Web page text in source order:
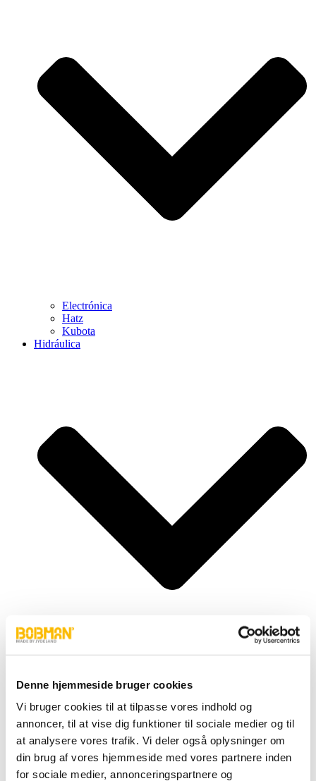
Denne hjemmeside bruger cookies
Vi bruger cookies til at tilpasse vores indhold og
annoncer, til at vise dig funktioner til sociale medier og til
at analysere vores trafik. Vi deler også oplysninger om
din brug af vores hjemmeside med vores partnere inden
for sociale medier, annonceringspartnere og
Electrónica
Hatz
Kubota
Hidráulica
Accesorios
Motor
Bomberos
Mangueras
Válvulas
Ruedas y neumáticos
Electrónica y transmisión
Carrocería y accesorios, etc.